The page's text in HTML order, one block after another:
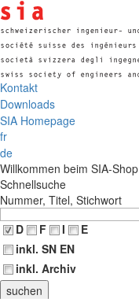
Kontakt
Downloads
SIA Homepage
fr
de
Willkommen beim SIA-Shop
Schnellsuche
Nummer, Titel, Stichwort
D
F I
E
inkl. SN EN
inkl. Archiv